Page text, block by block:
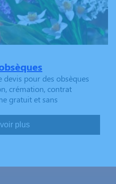
devis pour des obsèques
crémation, contrat
gratuit et sans
plus